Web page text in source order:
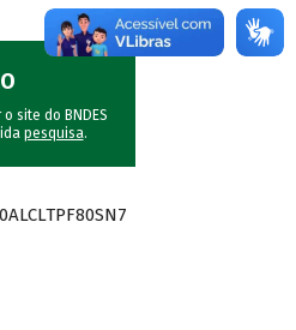
site do BNDES
pesquisa.